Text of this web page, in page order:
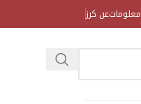
معلوماتعن كرز